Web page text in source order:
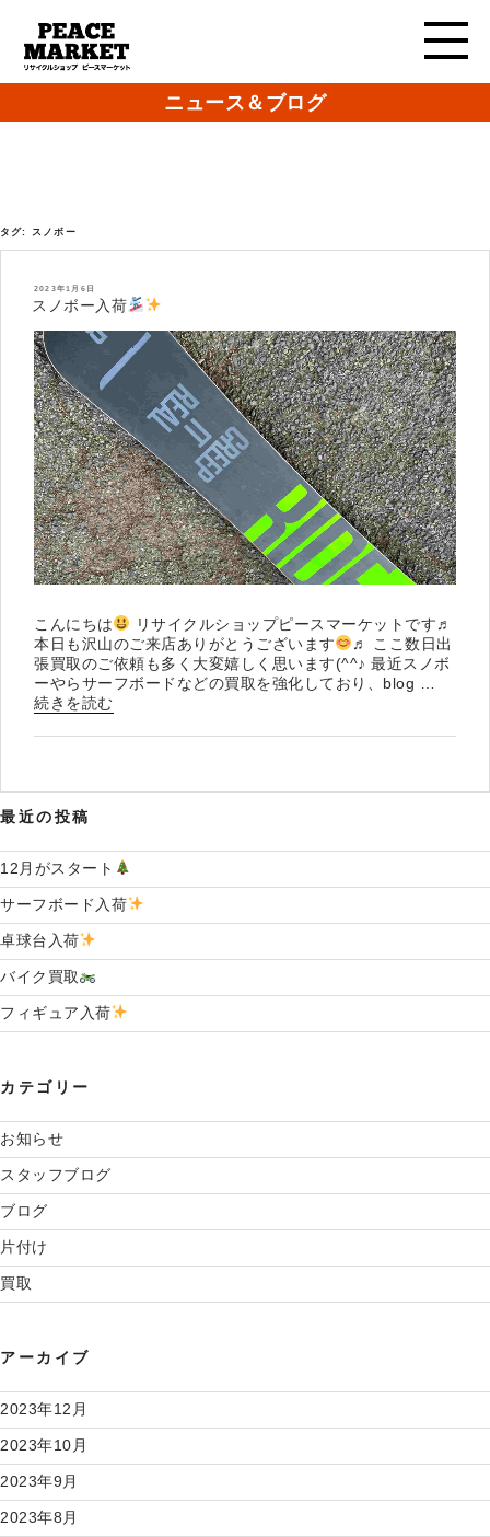
ニュース＆ブログ
タグ: スノボー
投
日:
2023年1月6日
スノボー入荷
こんにちは
リサイクルショップピースマーケットです♬
本日も沢山のご来店ありがとうございます
♬ ここ数日出
張買取のご依頼も多く大変嬉しく思います(^^♪ 最近スノボ
ーやらサーフボードなどの買取を強化しており、blog …
“ス
ボ
”
の
続きを読む
最近の投稿
12月がスタート
サーフボード入荷
卓球台入荷
バイク買取
フィギュア入荷
カテゴリー
お知らせ
スタッフブログ
ブログ
片付け
買取
アーカイブ
2023年12月
2023年10月
2023年9月
2023年8月